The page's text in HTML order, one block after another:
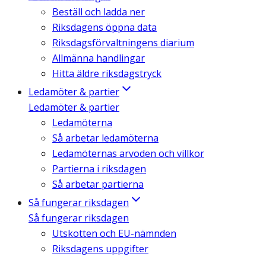
Beställ och ladda ner
Riksdagens öppna data
Riksdagsförvaltningens diarium
Allmänna handlingar
Hitta äldre riksdagstryck
Ledamöter & partier
Ledamöter & partier
Ledamöterna
Så arbetar ledamöterna
Ledamöternas arvoden och villkor
Partierna i riksdagen
Så arbetar partierna
Så fungerar riksdagen
Så fungerar riksdagen
Utskotten och EU-nämnden
Riksdagens uppgifter